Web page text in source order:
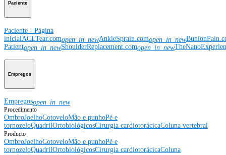
Paciente
Paciente - Página
inicialACLTear.comopen_in_newAnkleSprain.comopen_in_new
Patientopen_in_newShoulderReplacement.comopen_in_new
Empregos
Empregosopen_in_new
Procedimento
OmbroJoelhoCotoveloMão e punhoPé e
tornozeloQuadrilOrtobiológicosCirurgia cardiotorácicaColuna vertebral
Producto
OmbroJoelhoCotoveloMão e punhoPé e
tornozeloQuadrilOrtobiológicosCirurgia cardiotorácicaColuna